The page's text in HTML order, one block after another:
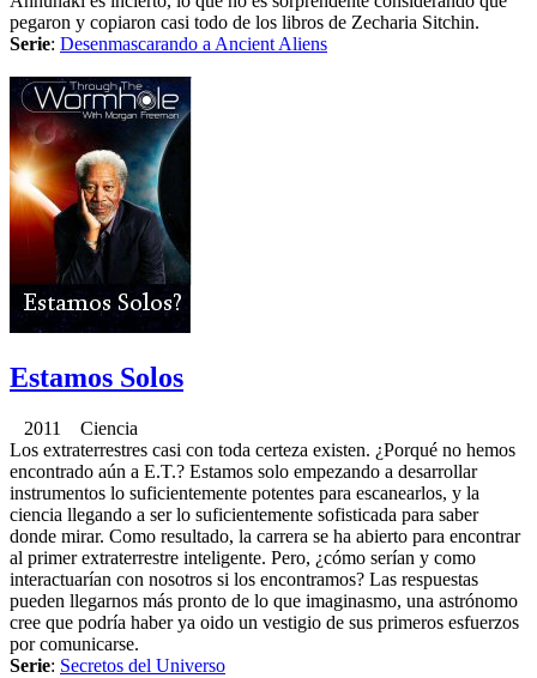
pegaron y copiaron casi todo de los libros de Zecharia Sitchin.
Serie: Desenmascarando a Ancient Aliens
Estamos Solos
2011 Ciencia
Los extraterrestres casi con toda certeza existen. ¿Porqué no hemos
encontrado aún a E.T.? Estamos solo empezando a desarrollar
instrumentos lo suficientemente potentes para escanearlos, y la
ciencia llegando a ser lo suficientemente sofisticada para saber
donde mirar. Como resultado, la carrera se ha abierto para encontrar
al primer extraterrestre inteligente. Pero, ¿cómo serían y como
interactuarían con nosotros si los encontramos? Las respuestas
pueden llegarnos más pronto de lo que imaginasmo, una astrónomo
cree que podría haber ya oido un vestigio de sus primeros esfuerzos
por comunicarse.
Serie: Secretos del Universo